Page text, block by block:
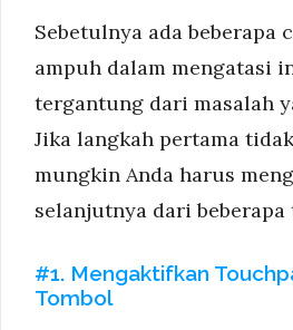
Sebetulnya ada beberapa
ampuh dalam mengatasi
tergantung dari masalah
Jika langkah pertama
mungkin Anda harus
selanjutnya dari
#1. Mengaktifkan
Tombol